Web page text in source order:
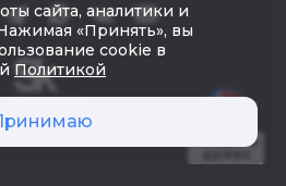
сайта, аналитики и
«Принять», вы
cookie в
Политикой
Создать